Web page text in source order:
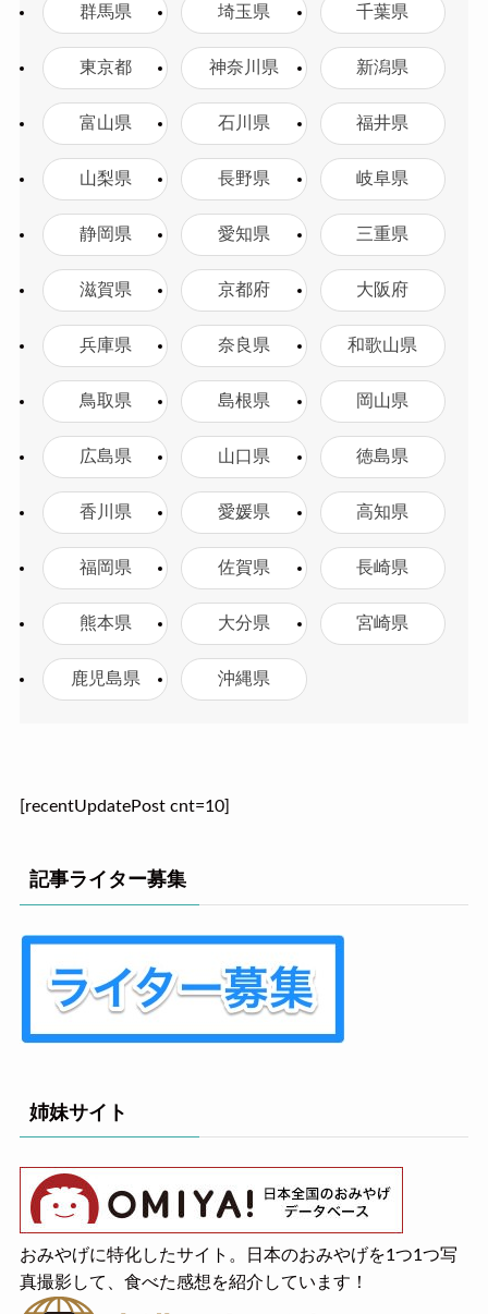
群馬県 埼玉県 千葉県
東京都 神奈川県 新潟県
富山県 石川県 福井県
山梨県 長野県 岐阜県
静岡県 愛知県 三重県
滋賀県 京都府 大阪府
兵庫県 奈良県 和歌山県
鳥取県 島根県 岡山県
広島県 山口県 徳島県
香川県 愛媛県 高知県
福岡県 佐賀県 長崎県
熊本県 大分県 宮崎県
鹿児島県 沖縄県
[recentUpdatePost cnt=10]
記事ライター募集
姉妹サイト
おみやげに特化したサイト。日本のおみやげを1つ1つ写
真撮影して、食べた感想を紹介しています！